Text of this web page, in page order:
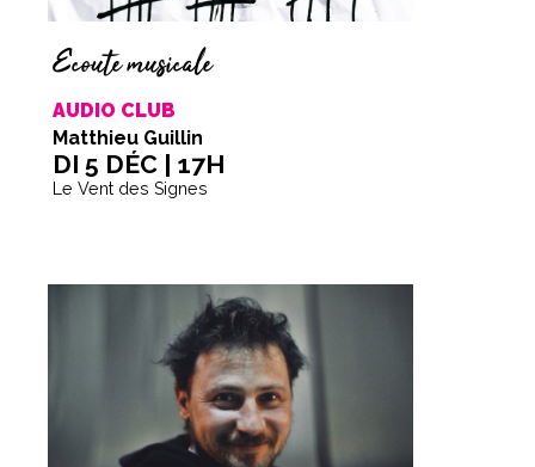
Ecoute musicale
AUDIO CLUB
Matthieu Guillin
DI 5 DÉC | 17H
Le Vent des Signes